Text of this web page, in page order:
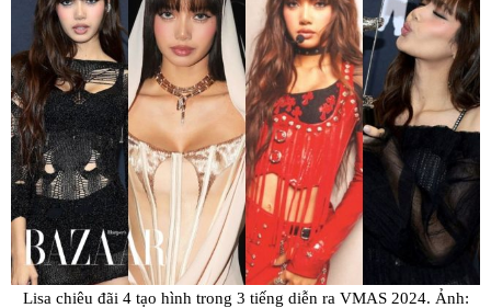
Lisa chiêu đãi 4 tạo hình trong 3 tiếng diễn ra VMAS 2024. Ảnh: